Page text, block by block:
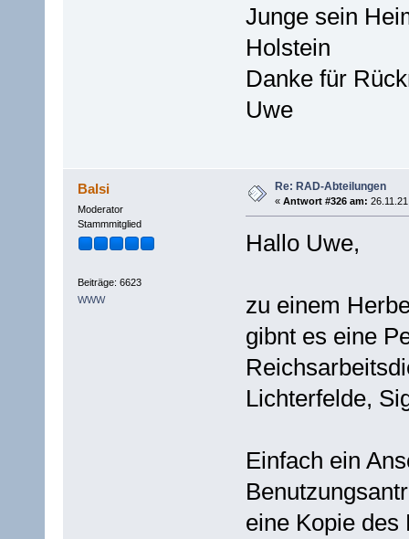
Junge sein
Holstein
Danke für
Uwe
Balsi
Moderator
Stammmitglied
Beiträge: 6623
WWW
Re: RAD-Abteilungen
« Antwort #326 am:
Hallo Uwe,
zu einem
gibnt es eine
Lichterfelde,
Einfach ein
eine Kopie